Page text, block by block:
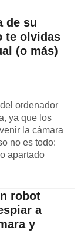
de su
te olvidas
(o más)
ordenador
ya que los
la cámara
no es todo:
apartado
robot
a
y